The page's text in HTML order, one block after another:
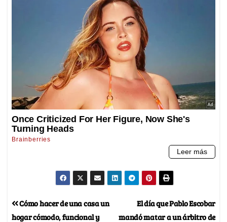
El día que Pablo Escobar
mandó matar a un árbitro de
Cómo hacer de una casa un
hogar cómodo, funcional y